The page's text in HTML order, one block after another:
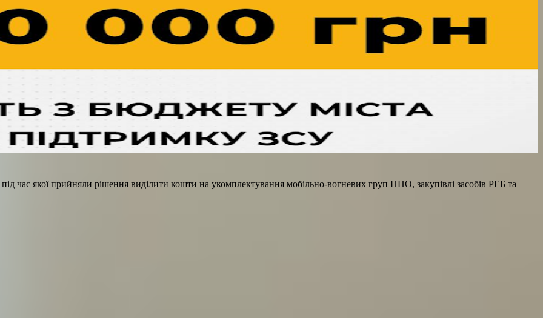
під час якої прийняли рішення виділити кошти на укомплектування мобільно-вогневих груп ППО, закупівлі засобів РЕБ та